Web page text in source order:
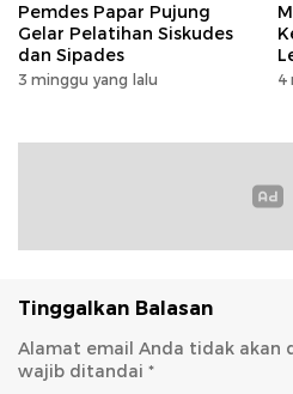
Pemdes Papar Pujung
Gelar Pelatihan Siskudes
dan Sipades
3 minggu yang lalu 4
Tinggalkan Balasan
Alamat email Anda tidak akan
wajib ditandai *